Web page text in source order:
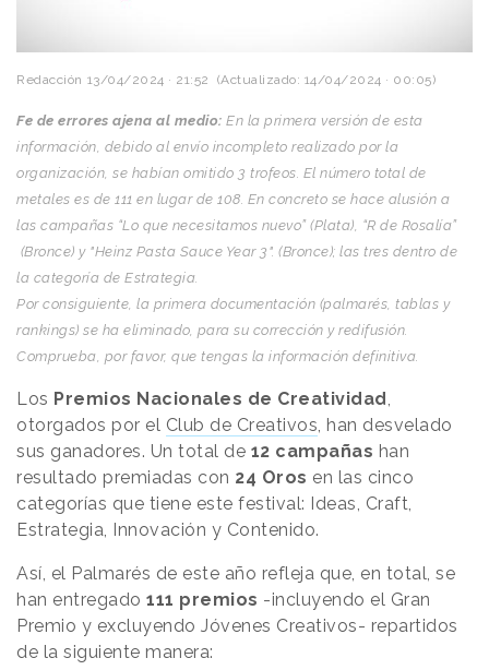
Redacción 13/04/2024 · 21:52 (Actualizado: 14/04/2024 · 00:05)
Fe de errores ajena al medio: En la primera versión de esta
información, debido al envío incompleto realizado por la
organización, se habían omitido 3 trofeos. El número total de
metales es de 111 en lugar de 108. En concreto se hace alusión a
las campañas “Lo que necesitamos nuevo” (Plata), “R de Rosalía”
(Bronce) y "Heinz Pasta Sauce Year 3". (Bronce); las tres dentro de
la categoría de Estrategia.
Por consiguiente, la primera documentación (palmarés, tablas y
rankings) se ha eliminado, para su corrección y redifusión.
Comprueba, por favor, que tengas la información definitiva.
Los Premios Nacionales de Creatividad,
otorgados por el Club de Creativos, han desvelado
sus ganadores. Un total de 12 campañas han
resultado premiadas con 24 Oros en las cinco
categorías que tiene este festival: Ideas, Craft,
Estrategia, Innovación y Contenido.
Así, el Palmarés de este año refleja que, en total, se
han entregado 111 premios -incluyendo el Gran
Premio y excluyendo Jóvenes Creativos- repartidos
de la siguiente manera: